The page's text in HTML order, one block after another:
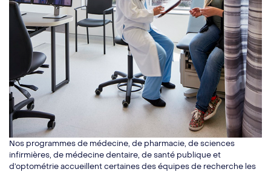
Nos programmes de médecine, de pharmacie, de sciences
infirmières, de médecine dentaire, de santé publique et
d’optométrie accueillent certaines des équipes de recherche les